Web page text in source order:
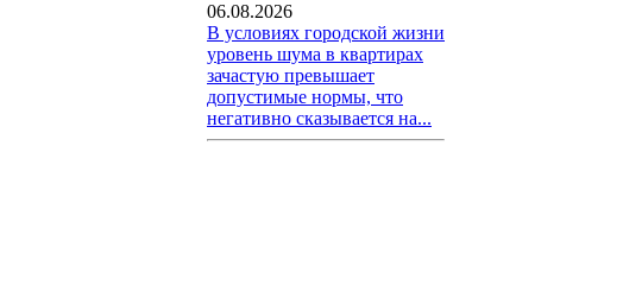
06.08.2026
В условиях городской жизни
уровень шума в квартирах
зачастую превышает
допустимые нормы, что
негативно сказывается на...